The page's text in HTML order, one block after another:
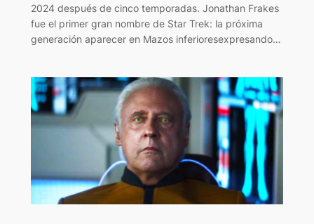
2024 después de cinco temporadas. Jonathan Frakes
fue el primer gran nombre de Star Trek: la próxima
generación aparecer en Mazos inferioresexpresando…